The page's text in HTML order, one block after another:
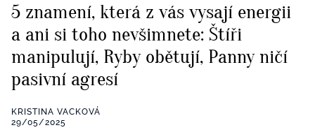
Všechny kategorie
Rozhovory
RETROHUBKY
PSYCHOLOGIE
Seberozvoj
ZDRAVÍ
5 znamení, která z vás vysají energii
a ani si toho nevšimnete: Štíři
manipulují, Ryby obětují, Panny ničí
pasivní agresí
KRISTINA VACKOVÁ
29/05/2025